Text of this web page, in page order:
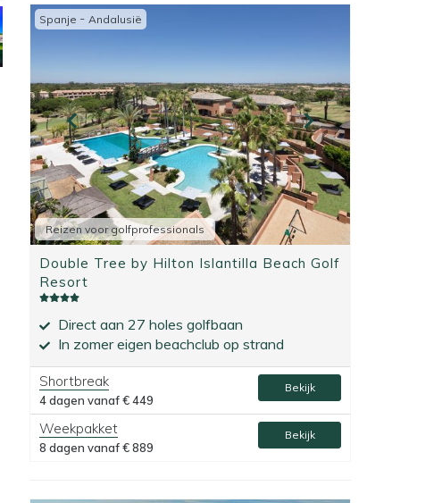
Spanje - Andalusië
Reizen voor golfprofessionals
Double Tree by Hilton Islantilla Beach Golf
Resort
Direct aan 27 holes golfbaan
In zomer eigen beachclub op strand
Shortbreak
4 dagen vanaf€ 449
Bekijk
Weekpakket
8 dagen vanaf€ 889
Bekijk